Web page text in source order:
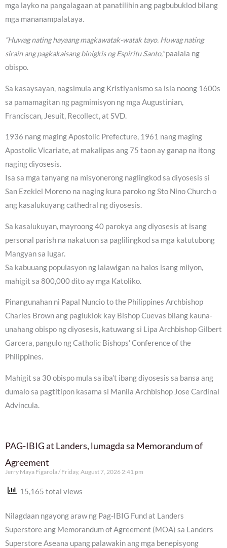
mga layko na pangalagaan at panatilihin ang pagbubuklod bilang
mga mananampalataya.
“Huwag nating hayaang magkawatak-watak tayo. Huwag nating
sirain ang pagkakaisang binigkis ng Espiritu Santo,”paalala ng
obispo.
Sa kasaysayan, nagsimula ang Kristiyanismo sa isla noong 1600s
sa pamamagitan ng pagmimisyon ng mga Augustinian,
Franciscan, Jesuit, Recollect, at SVD.
1936 nang maging Apostolic Prefecture, 1961 nang maging
Apostolic Vicariate, at makalipas ang 75 taon ay ganap na itong
naging diyosesis.
Isa sa mga tanyang na misyonerong naglingkod sa diyosesis si
San Ezekiel Moreno na naging kura paroko ng Sto Nino Church o
ang kasalukuyang cathedral ng diyosesis.
Sa kasalukuyan, mayroong 40 parokya ang diyosesis at isang
personal parish na nakatuon sa paglilingkod sa mga katutubong
Mangyan sa lugar.
Sa kabuuang populasyon ng lalawigan na halos isang milyon,
mahigit sa 800,000 dito ay mga Katoliko.
Pinangunahan ni Papal Nuncio to the Philippines Archbishop
Charles Brown ang pagluklok kay Bishop Cuevas bilang kauna-
unahang obispo ng diyosesis, katuwang si Lipa Archbishop Gilbert
Garcera, pangulo ng Catholic Bishops’ Conference of the
Philippines.
Mahigit sa 30 obispo mula sa iba’t ibang diyosesis sa bansa ang
dumalo sa pagtitipon kasama si Manila Archbishop Jose Cardinal
Advincula.
PAG-IBIG at Landers, lumagda sa Memorandum of
Agreement
Jerry Maya Figarola Friday, August 7, 2026 2:41 pm
15,165 total views
Nilagdaan ngayong araw ng Pag-IBIG Fund at Landers
Superstore ang Memorandum of Agreement (MOA) sa Landers
Superstore Aseana upang palawakin ang mga benepisyong